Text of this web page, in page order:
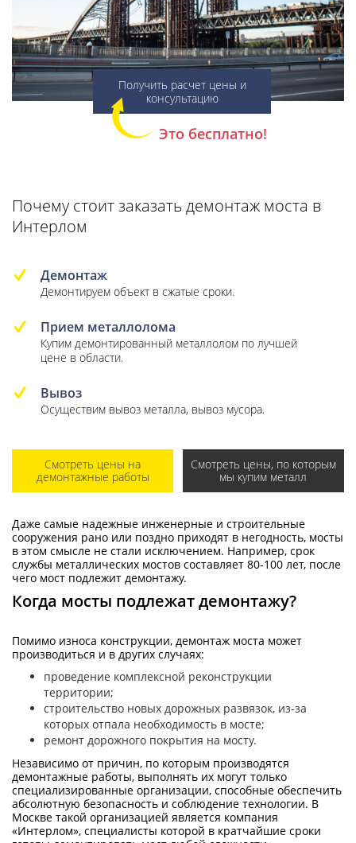
Получить расчет цены и
консультацию
Это бесплатно!
Почему стоит заказать демонтаж моста в
Интерлом
Демонтаж
Демонтируем объект в сжатые сроки.
Прием металлолома
Купим демонтированный металлолом по лучшей
цене в области.
Вывоз
Осуществим вывоз металла, вывоз мусора.
Смотреть цены на
демонтажные работы
Смотреть цены, по которым
мы купим металл
Даже самые надежные инженерные и строительные
сооружения рано или поздно приходят в негодность, мосты
в этом смысле не стали исключением. Например, срок
службы металлических мостов составляет 80-100 лет, после
чего мост подлежит демонтажу.
Когда мосты подлежат демонтажу?
Помимо износа конструкции, демонтаж моста может
производиться и в других случаях:
проведение комплексной реконструкции
территории;
строительство новых дорожных развязок, из-за
которых отпала необходимость в мосте;
ремонт дорожного покрытия на мосту.
Независимо от причин, по которым производятся
демонтажные работы, выполнять их могут только
специализированные организации, способные обеспечить
абсолютную безопасность и соблюдение технологии. В
Москве такой организацией является компания
«Интерлом», специалисты которой в кратчайшие сроки